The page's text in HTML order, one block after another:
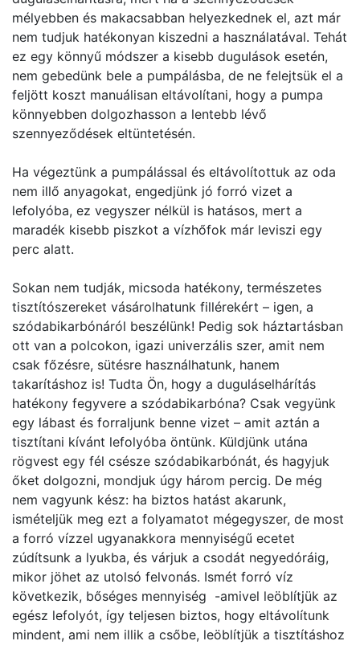
mélyebben és makacsabban helyezkednek el, azt már
nem tudjuk hatékonyan kiszedni a használatával. Tehát
ez egy könnyű módszer a kisebb dugulások esetén,
nem gebedünk bele a pumpálásba, de ne felejtsük el a
feljött koszt manuálisan eltávolítani, hogy a pumpa
könnyebben dolgozhasson a lentebb lévő
szennyeződések eltüntetésén.
Ha végeztünk a pumpálással és eltávolítottuk az oda
nem illő anyagokat, engedjünk jó forró vizet a
lefolyóba, ez vegyszer nélkül is hatásos, mert a
maradék kisebb piszkot a vízhőfok már leviszi egy
perc alatt.
Sokan nem tudják, micsoda hatékony, természetes
tisztítószereket vásárolhatunk fillérekért – igen, a
szódabikarbónáról beszélünk! Pedig sok háztartásban
ott van a polcokon, igazi univerzális szer, amit nem
csak főzésre, sütésre használhatunk, hanem
takarításhoz is! Tudta Ön, hogy a duguláselhárítás
hatékony fegyvere a szódabikarbóna? Csak vegyünk
egy lábast és forraljunk benne vizet – amit aztán a
tisztítani kívánt lefolyóba öntünk. Küldjünk utána
rögvest egy fél csésze szódabikarbónát, és hagyjuk
őket dolgozni, mondjuk úgy három percig. De még
nem vagyunk kész: ha biztos hatást akarunk,
ismételjük meg ezt a folyamatot mégegyszer, de most
a forró vízzel ugyanakkora mennyiségű ecetet
zúdítsunk a lyukba, és várjuk a csodát negyedóráig,
mikor jöhet az utolsó felvonás. Ismét forró víz
következik, bőséges mennyiség -amivel leöblítjük az
egész lefolyót, így teljesen biztos, hogy eltávolítunk
mindent, ami nem illik a csőbe, leöblítjük a tisztításhoz